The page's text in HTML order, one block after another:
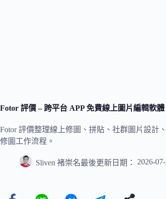
Fotor 評價 – 跨平台 APP 免費線上圖片編輯軟
Fotor 評價整理線上修圖、拼貼、社群圖片設計
修圖工作流程。
Sliven 褚崇名最後更新日期： 2026-